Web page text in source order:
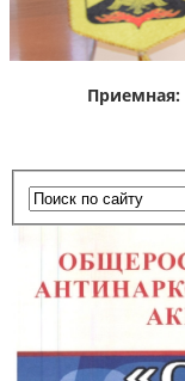
Приемная: